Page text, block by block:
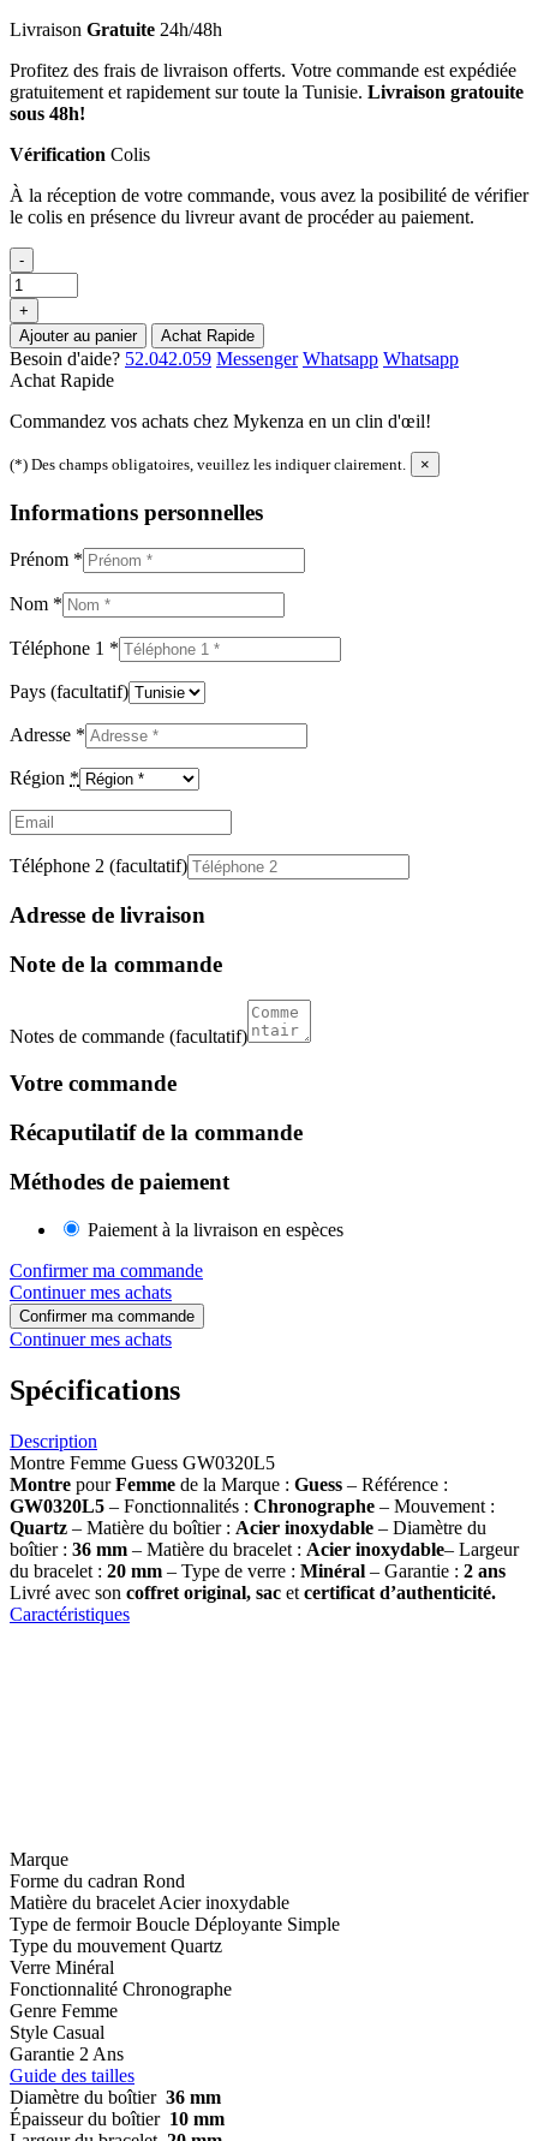
Livraison Gratuite 24h/48h
Profitez des frais de livraison offerts. Votre commande est expédiée
gratuitement et rapidement sur toute la Tunisie. Livraison gratouite
sous 48h!
Vérification Colis
À la réception de votre commande, vous avez la posibilité de vérifier
le colis en présence du livreur avant de procéder au paiement.
-
+
Ajouter au panier
Achat Rapide
Besoin d'aide? 52.042.059 Messenger Whatsapp Whatsapp
Achat Rapide
Commandez vos achats chez Mykenza en un clin d'œil!
(*) Des champs obligatoires, veuillez les indiquer clairement. ×
Informations personnelles
Prénom *
Nom *
Téléphone 1 *
Pays (facultatif)
Adresse *
Région *
Email
Téléphone 2 (facultatif)
Adresse de livraison
Note de la commande
Notes de commande (facultatif)
Votre commande
Récaputilatif de la commande
Méthodes de paiement
Paiement à la livraison en espèces
Confirmer ma commande
Continuer mes achats
Confirmer ma commande
Continuer mes achats
Spécifications
Description
Montre Femme Guess GW0320L5
Montre pourFemme de la Marque : Guess – Référence :
GW0320L5 – Fonctionnalités : Chronographe – Mouvement :
Quartz – Matière du boîtier : Acier inoxydable – Diamètre du
boîtier : 36 mm – Matière du bracelet : Acier inoxydable– Largeur
du bracelet : 20 mm – Type de verre : Minéral – Garantie : 2 ans
Livré avec son coffret original, sac et certificat d’authenticité.
Caractéristiques
Marque
Forme du cadran Rond
Matière du bracelet Acier inoxydable
Type de fermoir Boucle Déployante Simple
Type du mouvement Quartz
Verre Minéral
Fonctionnalité Chronographe
Genre Femme
Style Casual
Garantie 2 Ans
Guide des tailles
Diamètre du boîtier 36 mm
Épaisseur du boîtier 10 mm